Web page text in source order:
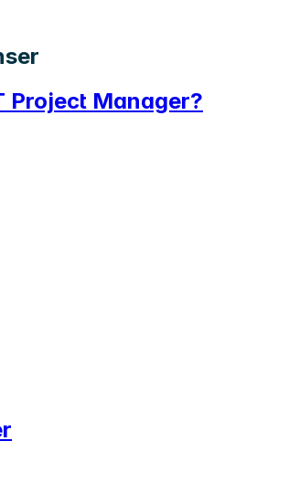
Project Manager?